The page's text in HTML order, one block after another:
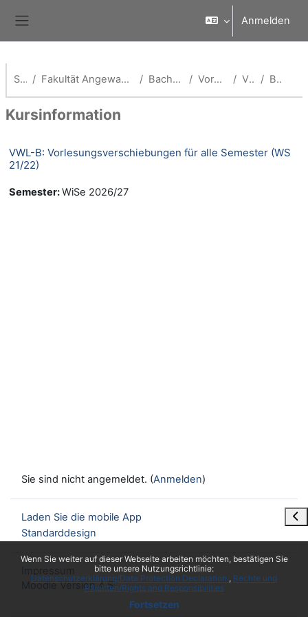
Wenn Sie weiter auf dieser Webseite arbeiten möchten, bestätigen Sie
bitte unsere Nutzungsrichtlinie:
Datenschutzerklärung/Data Protection Declaration
Rechte und
Pflichten/Rights and Responsibilities
Fortsetzen
Anmelden
Startseite Fakultät Angewandte Wirtschaftswissenschaften (School of Management) Bachelor Volkswirtschaftslehre Vorherige Semester (VWL) VWL WS 21/22 Beschreibung
Kursinformation
VWL-B: Vorlesungsverschiebungen für alle Semester (WS
21/22)
Semester:WiSe 2026/27
Sie sind nicht angemeldet. (Anmelden)
Laden Sie die mobile App
Standarddesign
Moodle Version 4.5